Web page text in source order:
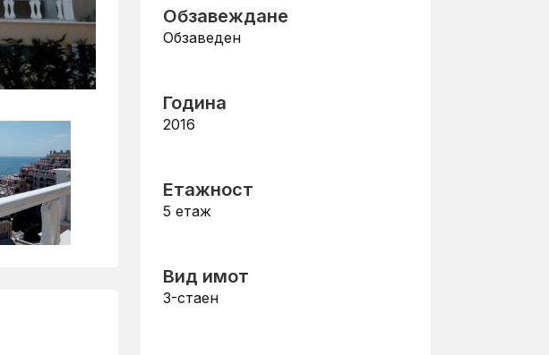
Обзавеждане
Обзаведен
Година
2016
Етажност
5 етаж
Вид имот
3-стаен